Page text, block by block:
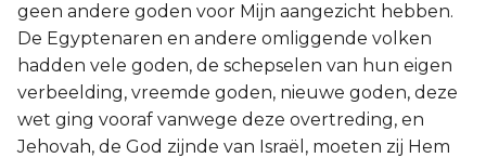
geen andere goden voor Mijn aangezicht hebben.
De Egyptenaren en andere omliggende volken
hadden vele goden, de schepselen van hun eigen
verbeelding, vreemde goden, nieuwe goden, deze
wet ging vooraf vanwege deze overtreding, en
Jehovah, de God zijnde van Israël, moeten zij Hem